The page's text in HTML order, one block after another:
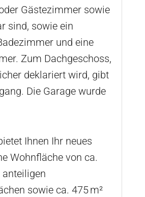
Gästezimmer sowie
sind, sowie ein
und eine
Zum Dachgeschoss,
deklariert wird, gibt
Die Garage wurde
Ihnen Ihr neues
Wohnfläche von ca.
anteiligen
sowie ca. 475 m²